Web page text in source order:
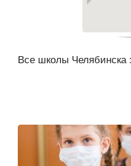
Все школы Челябинска